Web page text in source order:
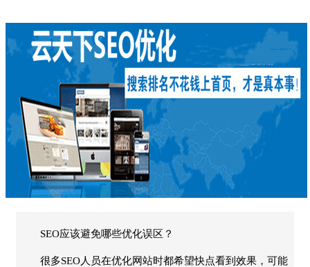
SEO应该避免哪些优化误区？
很多SEO人员在优化网站时都希望快点看到效果，可能